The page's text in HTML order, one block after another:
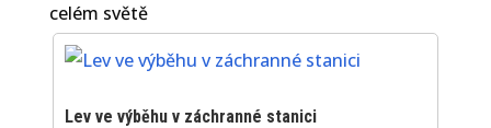
celém světě
Lev ve výběhu v záchranné stanici